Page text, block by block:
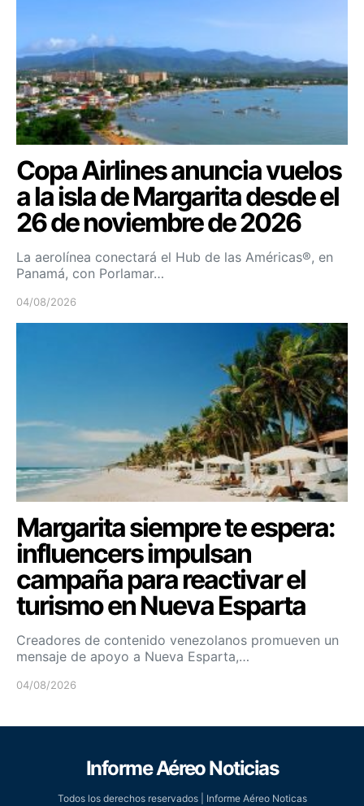
Copa Airlines anuncia vuelos
a la isla de Margarita desde el
26 de noviembre de 2026
La aerolínea conectará el Hub de las Américas®, en
Panamá, con Porlamar…
04/08/2026
Margarita siempre te espera:
influencers impulsan
campaña para reactivar el
turismo en Nueva Esparta
Creadores de contenido venezolanos promueven un
mensaje de apoyo a Nueva Esparta,…
04/08/2026
Informe Aéreo Noticias
Todos los derechos reservados | Informe Aéreo Noticas